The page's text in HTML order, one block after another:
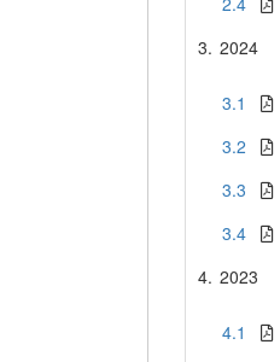
3. 2024
3.1
3.2
3.3
3.4
4. 2023
4.1